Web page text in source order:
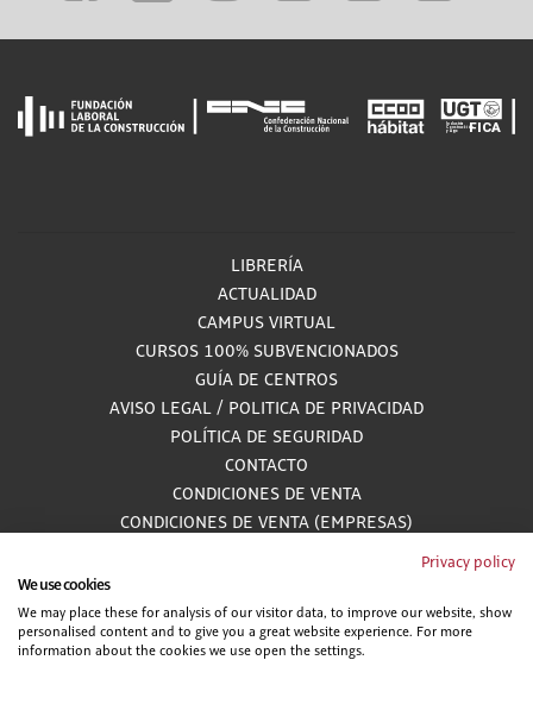
LIBRERÍA
ACTUALIDAD
CAMPUS VIRTUAL
CURSOS 100% SUBVENCIONADOS
GUÍA DE CENTROS
AVISO LEGAL / POLITICA DE PRIVACIDAD
POLÍTICA DE SEGURIDAD
CONTACTO
CONDICIONES DE VENTA
CONDICIONES DE VENTA (EMPRESAS)
900 81 33 55
Privacy policy
We use cookies
We may place these for analysis of our visitor data, to improve our website, show
personalised content and to give you a great website experience. For more
information about the cookies we use open the settings.